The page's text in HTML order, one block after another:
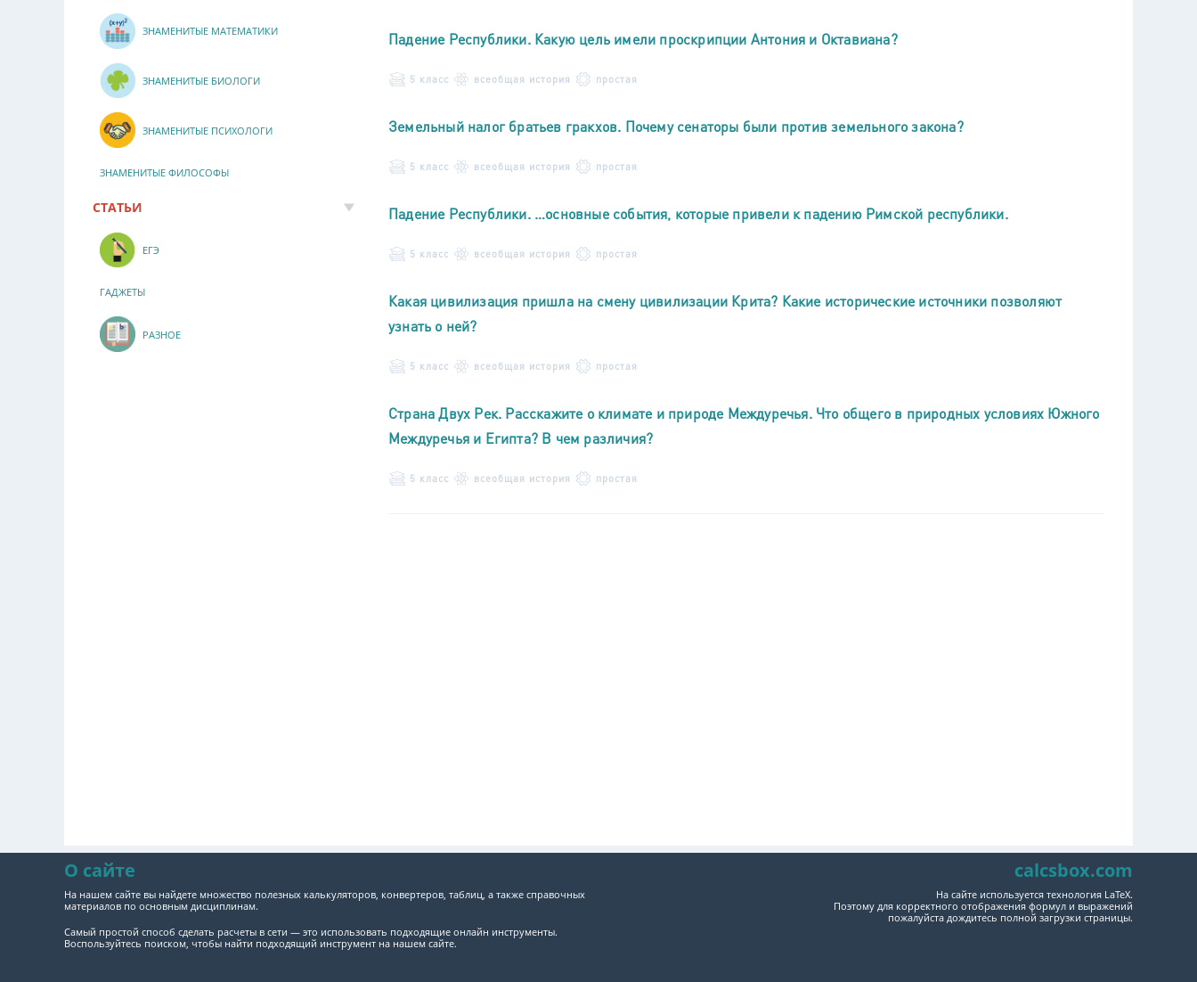
Падение Республики. Какую цель имели проскрипции Антония и Октавиана?
5 класс всеобщая история простая
Земельный налог братьев гракхов. Почему сенаторы были против земельного закона?
5 класс всеобщая история простая
Падение Республики. …основные события, которые привели к падению Римской республики.
5 класс всеобщая история простая
Какая цивилизация пришла на смену цивилизации Крита? Какие исторические источники позволяют
узнать о ней?
5 класс всеобщая история простая
Страна Двух Рек. Расскажите о климате и природе Междуречья. Что общего в природных условиях Южного
Междуречья и Египта? В чем различия?
5 класс всеобщая история простая
ЗНАМЕНИТЫЕ МАТЕМАТИКИ
ЗНАМЕНИТЫЕ БИОЛОГИ
ЗНАМЕНИТЫЕ ПСИХОЛОГИ
ЗНАМЕНИТЫЕ ФИЛОСОФЫ
СТАТЬИ
ЕГЭ
ГАДЖЕТЫ
РАЗНОЕ
О сайте
На нашем сайте вы найдете множество полезных калькуляторов, конвертеров, таблиц, а также справочных
материалов по основным дисциплинам.
Самый простой способ сделать расчеты в сети — это использовать подходящие онлайн инструменты.
Воспользуйтесь поиском, чтобы найти подходящий инструмент на нашем сайте.
calcsbox.com
На сайте используется технология LaTeX.
Поэтому для корректного отображения формул и выражений
пожалуйста дождитесь полной загрузки страницы.